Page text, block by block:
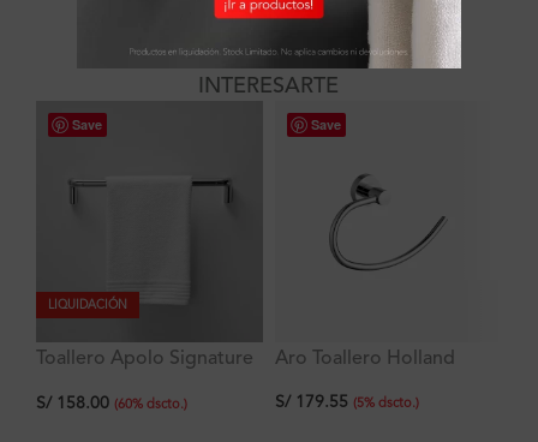
OTROS PRODUCTOS QUE PUEDEN
INTERESARTE
Save
LIQUIDACIÓN
Toallero Apolo Signature
S/ 158.00 (60% dscto.)
Save
Aro Toallero Holland
S/179.55 (5% dscto.)